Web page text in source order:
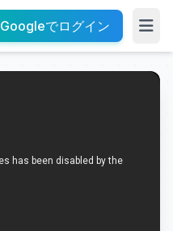
Googleでログイン